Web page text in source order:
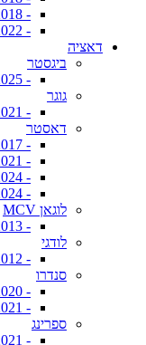
- 2018+ (JL)
- 2022+ (4xe הייבריד)
דאציה
ביגסטר
- 2025+
גוגר
- 2021+
דאסטר
- 2010-2017
- 2018-2021
- 2021-2024
- 2024+
לוגאן MCV
- 2013+
לודגי
- 2012+
סנדרו
- 2012-2020
- 2021+
ספרינג
- 2021+